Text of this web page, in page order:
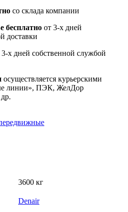
со склада компании
бесплатно от 3-х дней
доставки
3-х дней собственной службой
осуществляется курьерскими
линии», ПЭК, ЖелДор
3600 кг
Denair